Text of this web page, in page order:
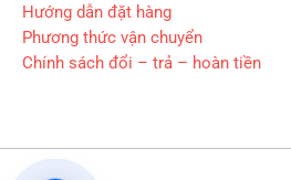
Hướng dẫn đặt hàng
Phương thức vận chuyển
Chính sách đổi – trả – hoàn tiền